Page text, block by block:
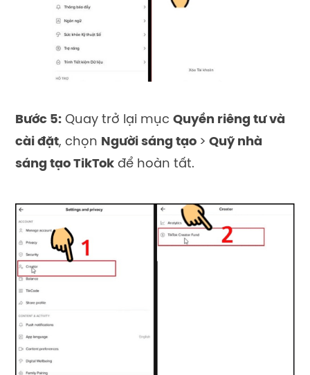
Bước 5: Quay trở lại mục Quyền riêng tư và
cài đặt, chọn Người sáng tạo > Quỹnhà
sáng tạo TikTok để hoàn tất.